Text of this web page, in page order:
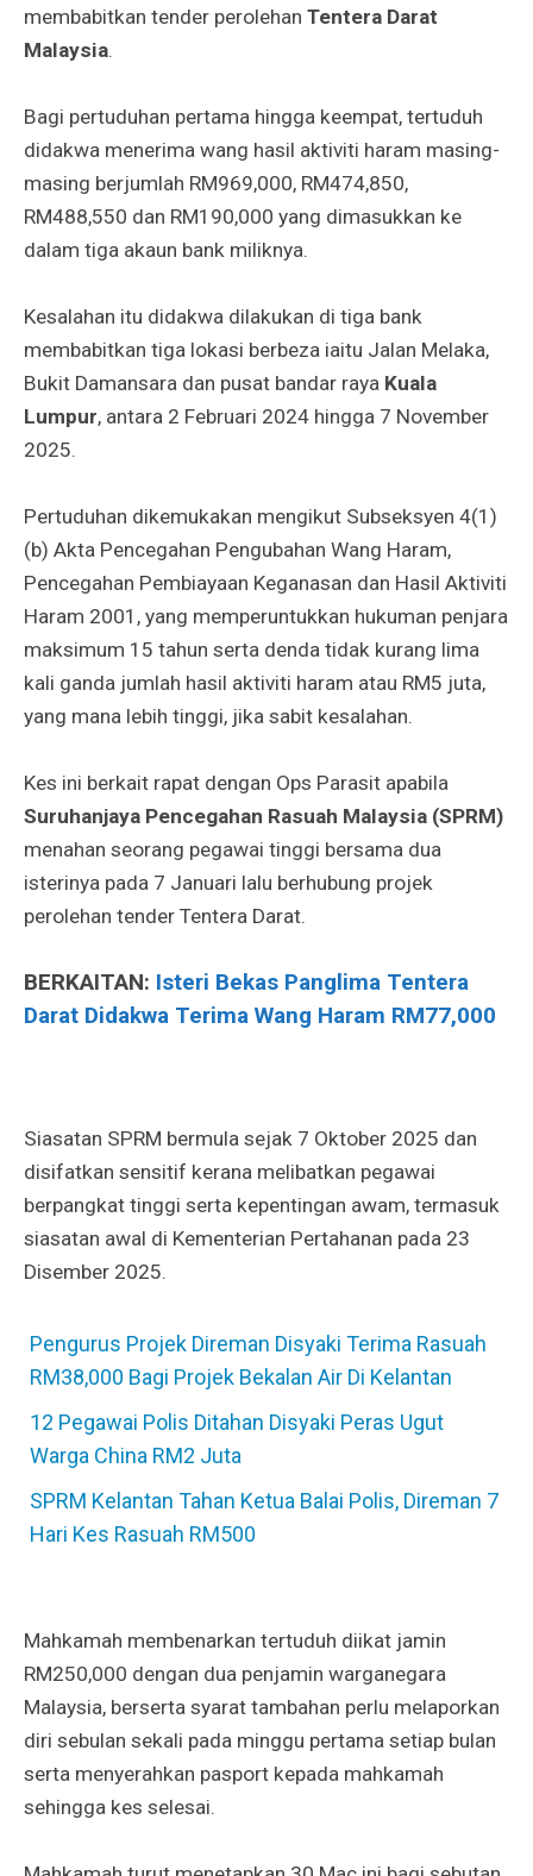
membabitkan tender perolehan Tentera Darat
Malaysia.
Bagi pertuduhan pertama hingga keempat, tertuduh
didakwa menerima wang hasil aktiviti haram masing-
masing berjumlah RM969,000, RM474,850,
RM488,550 dan RM190,000 yang dimasukkan ke
dalam tiga akaun bank miliknya.
Kesalahan itu didakwa dilakukan di tiga bank
membabitkan tiga lokasi berbeza iaitu Jalan Melaka,
Bukit Damansara dan pusat bandar raya Kuala
Lumpur, antara 2 Februari 2024 hingga 7 November
2025.
Pertuduhan dikemukakan mengikut Subseksyen 4(1)
(b) Akta Pencegahan Pengubahan Wang Haram,
Pencegahan Pembiayaan Keganasan dan Hasil Aktiviti
Haram 2001, yang memperuntukkan hukuman penjara
maksimum 15 tahun serta denda tidak kurang lima
kali ganda jumlah hasil aktiviti haram atau RM5 juta,
yang mana lebih tinggi, jika sabit kesalahan.
Kes ini berkait rapat dengan Ops Parasit apabila
Suruhanjaya Pencegahan Rasuah Malaysia (SPRM)
menahan seorang pegawai tinggi bersama dua
isterinya pada 7 Januari lalu berhubung projek
perolehan tender Tentera Darat.
BERKAITAN: Isteri Bekas Panglima Tentera
Darat Didakwa Terima Wang Haram RM77,000
Siasatan SPRM bermula sejak 7 Oktober 2025 dan
disifatkan sensitif kerana melibatkan pegawai
berpangkat tinggi serta kepentingan awam, termasuk
siasatan awal di Kementerian Pertahanan pada 23
Disember 2025.
Pengurus Projek Direman Disyaki Terima Rasuah
RM38,000 Bagi Projek Bekalan Air Di Kelantan
12 Pegawai Polis Ditahan Disyaki Peras Ugut
Warga China RM2 Juta
SPRM Kelantan Tahan Ketua Balai Polis, Direman 7
Hari Kes Rasuah RM500
Mahkamah membenarkan tertuduh diikat jamin
RM250,000 dengan dua penjamin warganegara
Malaysia, berserta syarat tambahan perlu melaporkan
diri sebulan sekali pada minggu pertama setiap bulan
serta menyerahkan pasport kepada mahkamah
sehingga kes selesai.